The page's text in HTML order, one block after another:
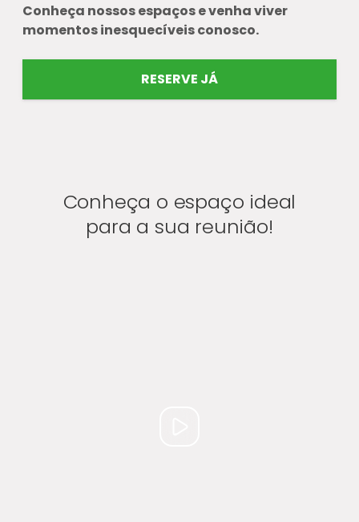
Conheça nossos espaços e venha viver
momentos inesquecíveis conosco.
RESERVE JÁ
Conheça o espaço ideal
para a sua reunião!